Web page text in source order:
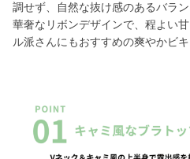
調せず、自然な抜け感のあるバラ
華奢なリボンデザインで、程よい
ル派さんにもおすすめの爽やかビキ